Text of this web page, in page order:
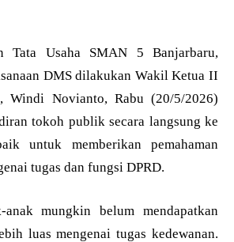
Tata Usaha SMAN 5 Banjarbaru,
DMS dilakukan Wakil Ketua II
Windi Novianto, Rabu (20/5/2026)
tokoh publik secara langsung ke
untuk memberikan pemahaman
tugas dan fungsi DPRD.
mungkin belum mendapatkan
luas mengenai tugas kedewanan.